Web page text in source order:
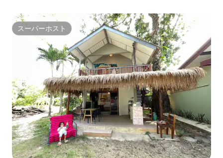
スーパーホスト
スーパーホスト